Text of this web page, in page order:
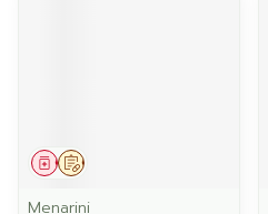
Op voorschrift
Geneesmiddel
Menarini